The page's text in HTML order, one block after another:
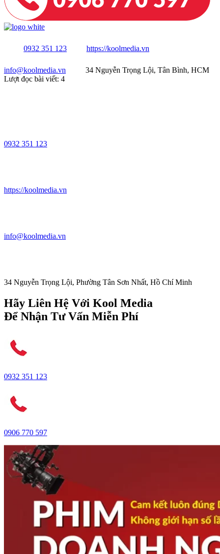
0932 351 123 https://koolmedia.vn
info@koolmedia.vn
34 Nguyễn Trọng Lội, Tân Bình, HCM
Lượt đọc bài viết: 4
0932 351 123
https://koolmedia.vn
info@koolmedia.vn
34 Nguyễn Trọng Lội, Phường Tân Sơn Nhất, Hồ Chí Minh
Hãy Liên Hệ Với Kool Media
Để Nhận Tư Vấn Miễn Phí
0932 351 123
0906 770 597